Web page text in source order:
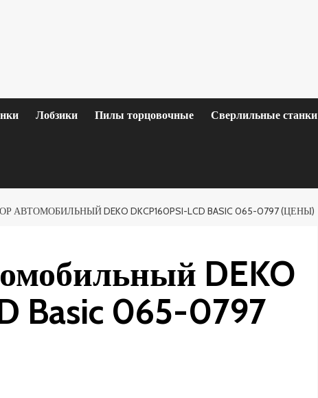
Лобзики Пилы торцовочные Сверлильные станки
АВТОМОБИЛЬНЫЙ DEKO DKCP160PSI-LCD BASIC 065-0797 (ЦЕНЫ)
DEKO
Basic 065-0797